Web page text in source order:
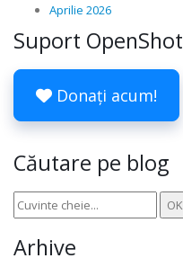
Aprilie 2026
Suport OpenShot
Donați acum!
Căutare pe blog
Arhive